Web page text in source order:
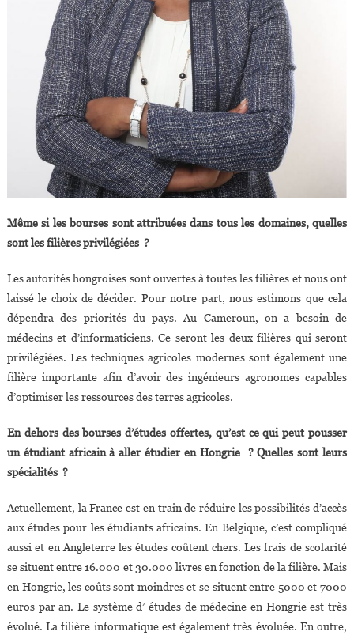
Même si les bourses sont attribuées dans tous les domaines, quelles
sont les filières privilégiées ?
Les autorités hongroises sont ouvertes à toutes les filières et nous ont
laissé le choix de décider. Pour notre part, nous estimons que cela
dépendra des priorités du pays. Au Cameroun, on a besoin de
médecins et d’informaticiens. Ce seront les deux filières qui seront
privilégiées. Les techniques agricoles modernes sont également une
filière importante afin d’avoir des ingénieurs agronomes capables
d’optimiser les ressources des terres agricoles.
En dehors des bourses d’études offertes, qu’est ce qui peut pousser
un étudiant africain à aller étudier en Hongrie ? Quelles sont leurs
spécialités ?
Actuellement, la France est en train de réduire les possibilités d’accès
aux études pour les étudiants africains. En Belgique, c’est compliqué
aussi et en Angleterre les études coûtent chers. Les frais de scolarité
se situent entre 16.000 et 30.000 livres en fonction de la filière. Mais
en Hongrie, les coûts sont moindres et se situent entre 5000 et 7000
euros par an. Le système d’ études de médecine en Hongrie est très
évolué. La filière informatique est également très évoluée. En outre,